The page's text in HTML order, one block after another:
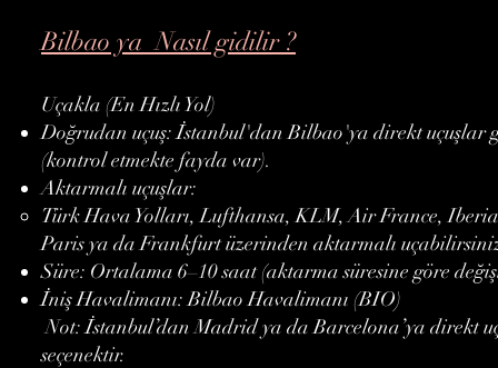
Bilbao ya Nasıl gidilir ?
Uçakla (En Hızlı Yol)
Doğrudan uçuş: İstanbul'dan Bilbao'ya direkt uçuşlar
(kontrol etmekte fayda var).
Aktarmalı uçuşlar:
Türk Hava Yolları, Lufthansa, KLM, Air France,
Paris ya da Frankfurt üzerinden aktarmalı
Süre: Ortalama 6–10 saat (aktarma süresine göre
İniş Havalimanı: Bilbao Havalimanı (BIO)
Not: İstanbul’dan Madrid ya da Barcelona’ya direkt
seçenektir.